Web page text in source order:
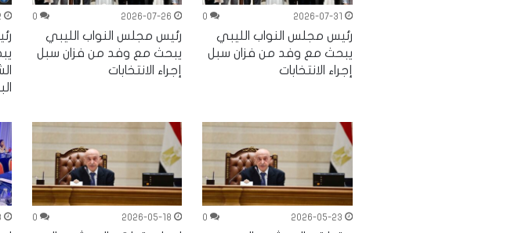
2026-07-31
0
رئيس مجلس النواب الليبي
يبحث مع وفد من فزان سبل
إجراء الانتخابات
2026-07-26
0
رئيس مجلس النواب الليبي
يبحث مع وفد من فزان سبل
إجراء الانتخابات
2026-05-23
0
2026-05-18
0